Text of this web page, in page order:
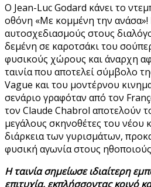
Ο Jean-Luc Godard κάνει το
οθόνη «Με κομμένη την
αυτοσχεδιασμούς στους
δεμένη σε καροτσάκι του
φυσικούς χώρους και άναρχη
ταινία που αποτελεί σύμβολο
Vague και του μοντέρνου
σενάριο γραφόταν από τον
τον Claude Chabrol αποτελούν
μεγάλους σκηνοθέτες του νέου
διάρκεια των γυρισμάτων,
φυσική αγωνία στους
Η ταινία σημείωσε ιδιαίτερη
επιτυχία, εκπλήσσοντας κοινό